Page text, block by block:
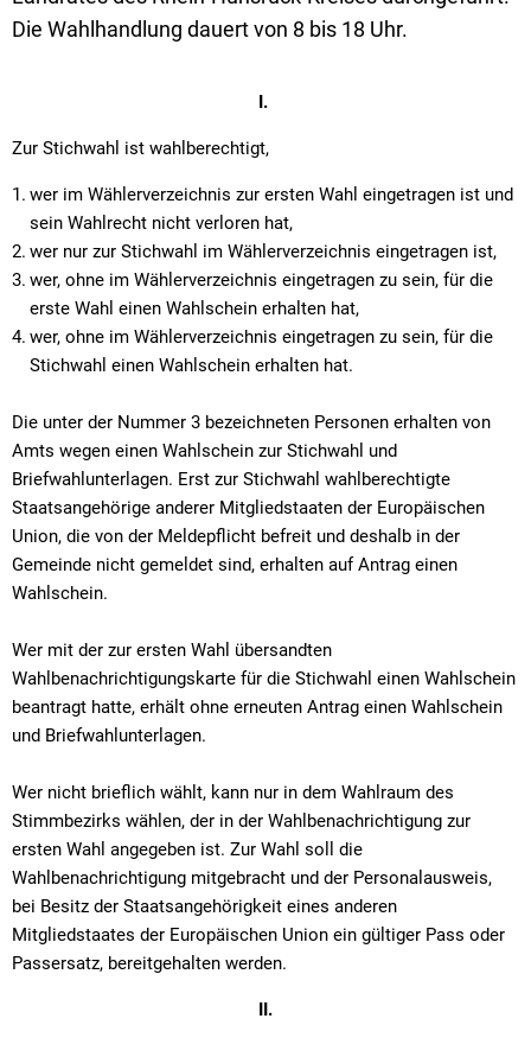
Livestream Sitzungen auf Youtube
Baugrundstücke
Straßenausbaupläne
Wiederkehrende Straßenausbaubeiträge
Gewerbe-Anmeldung/Ummeldung/
Gewerberegisterauskunft
Grundsteuerreform
Haushaltsplan
Bücher-Shop
Anlegezeiten
Die Wahlhandlung dauert von 8 bis 18 Uhr.
I.
Zur Stichwahl ist wahlberechtigt,
wer im Wählerverzeichnis zur ersten Wahl eingetragen ist und
sein Wahlrecht nicht verloren hat,
wer nur zur Stichwahl im Wählerverzeichnis eingetragen ist,
wer, ohne im Wählerverzeichnis eingetragen zu sein, für die
erste Wahl einen Wahlschein erhalten hat,
wer, ohne im Wählerverzeichnis eingetragen zu sein, für die
Stichwahl einen Wahlschein erhalten hat.
Die unter der Nummer 3 bezeichneten Personen erhalten von
Amts wegen einen Wahlschein zur Stichwahl und
Briefwahlunterlagen. Erst zur Stichwahl wahlberechtigte
Staatsangehörige anderer Mitgliedstaaten der Europäischen
Union, die von der Meldepflicht befreit und deshalb in der
Gemeinde nicht gemeldet sind, erhalten auf Antrag einen
Wahlschein.
Wer mit der zur ersten Wahl übersandten
Wahlbenachrichtigungskarte für die Stichwahl einen Wahlschein
beantragt hatte, erhält ohne erneuten Antrag einen Wahlschein
und Briefwahlunterlagen.
Wer nicht brieflich wählt, kann nur in dem Wahlraum des
Stimmbezirks wählen, der in der Wahlbenachrichtigung zur
ersten Wahl angegeben ist. Zur Wahl soll die
Wahlbenachrichtigung mitgebracht und der Personalausweis,
bei Besitz der Staatsangehörigkeit eines anderen
Mitgliedstaates der Europäischen Union ein gültiger Pass oder
Passersatz, bereitgehalten werden.
II.